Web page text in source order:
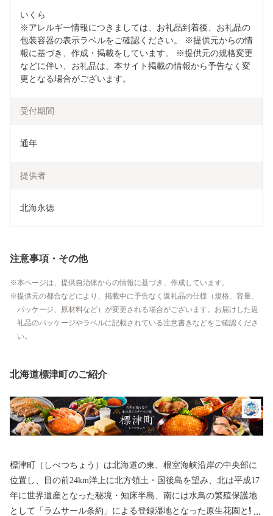
いくら
※アレルギー情報につきましては、お礼品到着後、お礼品の
包装容器の表示ラベルをご確認ください。 ※提供元からの情
報に基づき、作成・掲載をしています。 ※提供元の規格変更
などに伴い、お礼品は、本サイト掲載の情報から予告なく変
更となる場合がございます。
受付期間
通年
提供者
北海永徳
注意事項・その他
本ページは、提供自治体からの情報に基づき、作成しています。
提供元の都合などにより、掲載中に予告なく返礼品の仕様（規格、容量、
パッケージ、原材料など）が変更される場合がございます。お届けした返
礼品のパッケージやラベルに記載されている注意書きなどをご確認くださ
い。
北海道標津町のご紹介
標津町（しべつちょう）は北海道の東、根室海峡沿岸の中央部に
位置し、目の前24km洋上に北方領土・国後島を望み、北は平成17
年に世界遺産となった秘境・知床半島、南には水鳥の繁殖保護地
として「ラムサール条約」による登録湿地となった原生花園と野